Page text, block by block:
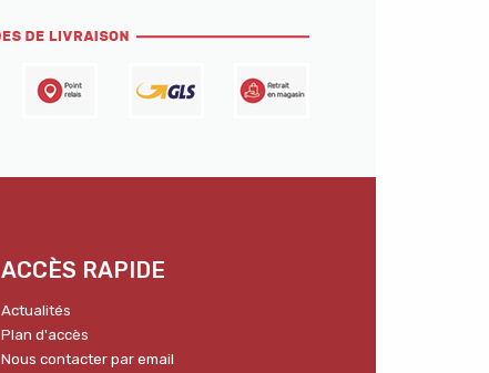
ACCÈS RAPIDE
Actualités
Plan d'accès
Nous contacter par email